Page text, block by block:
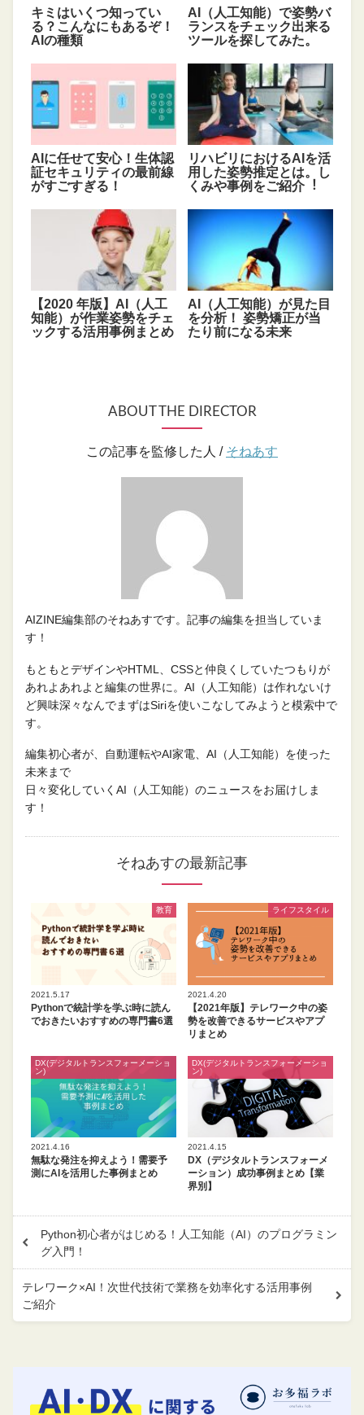
キミはいくつ知ってい
る？こんなにもあるぞ！
AIの種類
AI（人工知能）で姿勢バ
ランスをチェック出来る
ツールを探してみた。
AIに任せて安心！生体認
証セキュリティの最前線
がすごすぎる！
リハビリにおけるAIを活
⽤した姿勢推定とは。し
くみや事例をご紹介︕
【2020 年版】AI（人工
知能）が作業姿勢をチェ
ックする活用事例まとめ
AI（人工知能）が見た目
を分析！ 姿勢矯正が当
たり前になる未来
ABOUT THE DIRECTOR
この記事を監修した人 / そねあす
AIZINE編集部のそねあすです。記事の編集を担当していま
す！
もともとデザインやHTML、CSSと仲良くしていたつもりが
あれよあれよと編集の世界に。AI（人工知能）は作れないけ
ど興味深々なんでまずはSiriを使いこなしてみようと模索中で
す。
編集初心者が、自動運転やAI家電、AI（人工知能）を使った
未来まで
日々変化していくAI（人工知能）のニュースをお届けしま
す！
そねあすの最新記事
教育
2021.5.17
Pythonで統計学を学ぶ時に読ん
でおきたいおすすめの専門書6選
ライフスタイル
2021.4.20
【2021年版】テレワーク中の姿
勢を改善できるサービスやアプ
リまとめ
DX(デジタルトランスフォーメーショ
ン)
2021.4.16
無駄な発注を抑えよう！需要予
測にAIを活用した事例まとめ
DX(デジタルトランスフォーメーショ
ン)
2021.4.15
DX（デジタルトランスフォーメ
ーション）成功事例まとめ【業
界別】
Python初心者がはじめる！人工知能（AI）のプログラミン
グ入門！
テレワーク×AI！次世代技術で業務を効率化する活用事例
ご紹介